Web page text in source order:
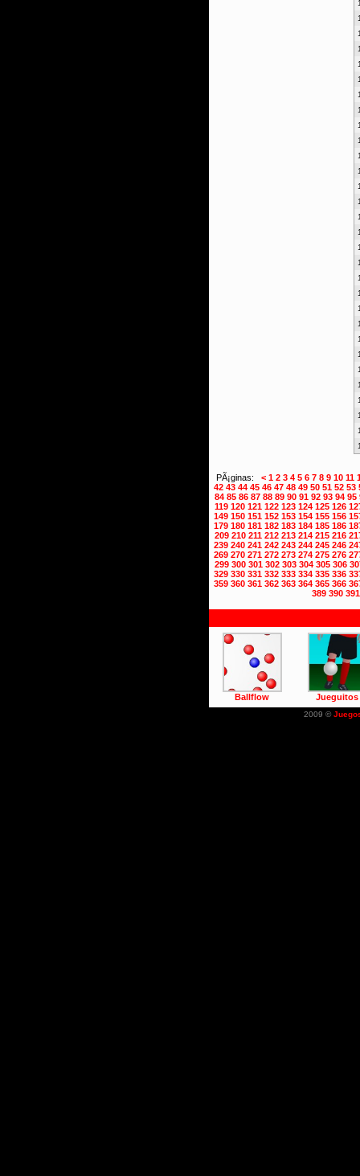
PÃ¡ginas: < 1 2 3 4 5 6 7 8 9 10 11
42 43 44 45 46 47 48 49 50 51 52 53
84 85 86 87 88 89 90 91 92 93 94 95
119 120 121 122 123 124 125 126
149 150 151 152 153 154 155 156
179 180 181 182 183 184 185 186
209 210 211 212 213 214 215 216
239 240 241 242 243 244 245 246
269 270 271 272 273 274 275 276
299 300 301 302 303 304 305 306
329 330 331 332 333 334 335 336
359 360 361 362 363 364 365 366
389 390 391
Ballflow Jueguitos
2009 ©